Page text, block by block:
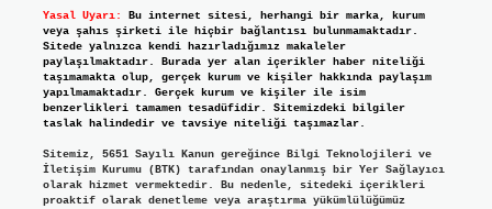
Yasal Uyarı:
Bu internet sitesi, herhangi bir marka, kurum
veya şahıs şirketi ile hiçbir bağlantısı bulunmamaktadır.
Sitede yalnızca kendi hazırladığımız makaleler
paylaşılmaktadır. Burada yer alan içerikler haber niteliği
taşımamakta olup, gerçek kurum ve kişiler hakkında paylaşım
yapılmamaktadır. Gerçek kurum ve kişiler ile isim
benzerlikleri tamamen tesadüfidir. Sitemizdeki bilgiler
taslak halindedir ve tavsiye niteliği taşımazlar.
Sitemiz, 5651 Sayılı Kanun gereğince Bilgi Teknolojileri ve
İletişim Kurumu (BTK) tarafından onaylanmış bir Yer Sağlayıcı
olarak hizmet vermektedir. Bu nedenle, sitedeki içerikleri
proaktif olarak denetleme veya araştırma yükümlülüğümüz